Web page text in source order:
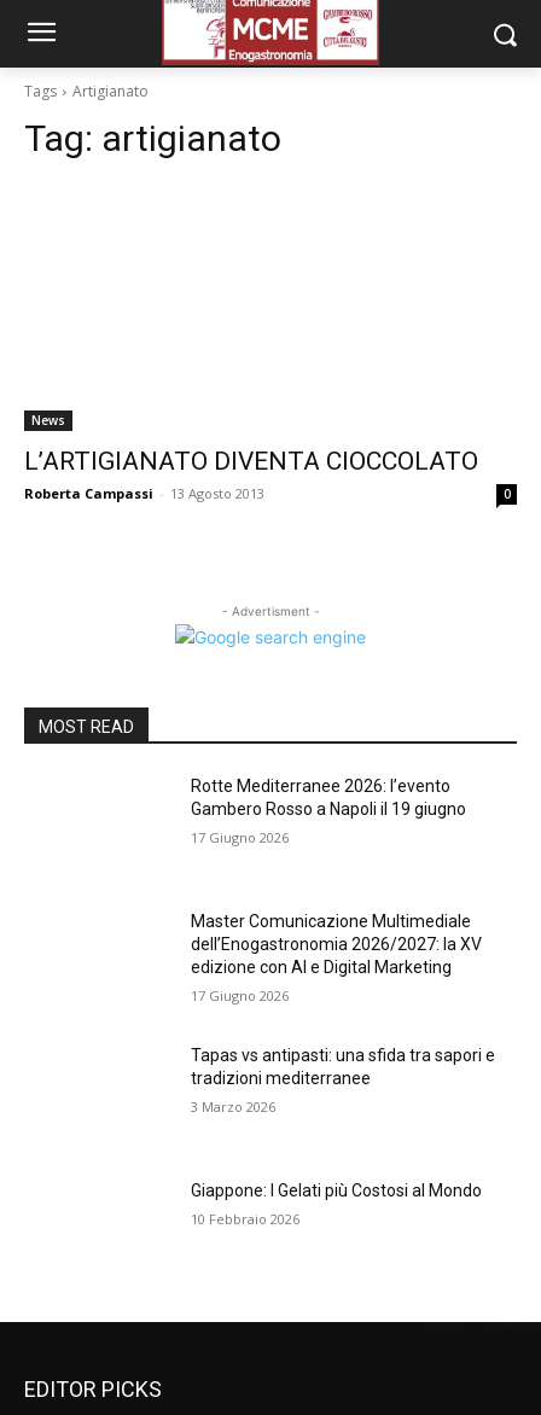
Tags Artigianato
Tag: artigianato
News
L’ARTIGIANATO DIVENTA CIOCCOLATO
Roberta Campassi - 13 Agosto 2013 0
- Advertisment -
MOST READ
Rotte Mediterranee 2026: l’evento
Gambero Rosso a Napoli il 19 giugno
17 Giugno 2026
Master Comunicazione Multimediale
dell’Enogastronomia 2026/2027: la XV
edizione con AI e Digital Marketing
17 Giugno 2026
Tapas vs antipasti: una sfida tra sapori e
tradizioni mediterranee
3 Marzo 2026
Giappone: I Gelati più Costosi al Mondo
10 Febbraio 2026
EDITOR PICKS